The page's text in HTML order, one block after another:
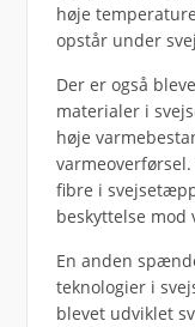
høje
opstår under
Der er også
materialer i
høje
fibre i
beskyttelse mod
En anden
teknologier i
blevet udviklet